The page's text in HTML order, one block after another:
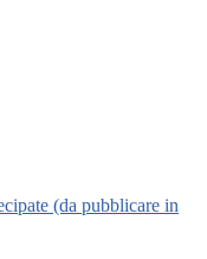
(da pubblicare in